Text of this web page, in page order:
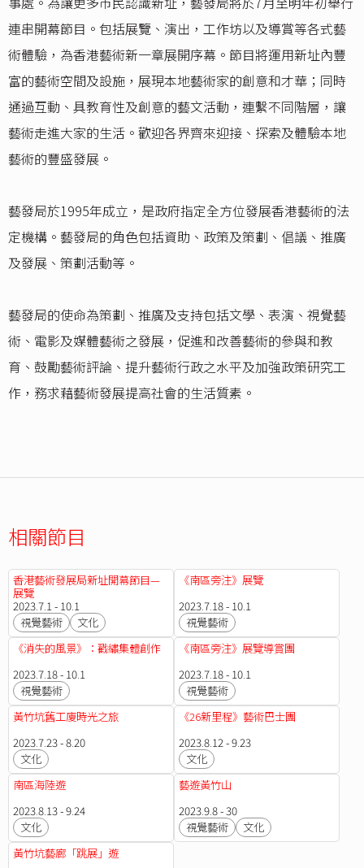
連串開幕節目。包括展覽、演出，工作坊以及導賞等各式藝
術體驗，為香港藝術新一章展開序幕。節目將運用新址內豐
富的藝術空間及設施，展現本地藝術家的創意和才華；同時
通過互動、具教育性及創意的藝文活動，連繫不同階層，讓
藝術走進大家的生活。歡迎各界齊來迎接、探索及體驗本地
藝術的豐盛發展。
藝發局於1995年成立，是政府指定全方位發展香港藝術的法
定機構。藝發局的角色包括資助、政策及策劃、倡議、推廣
及發展、策劃活動等。
藝發局的使命為策劃、推廣及支持包括文學、表演、視覺藝
術、電影及媒體藝術之發展，促進和改善藝術的參與和教
育、鼓勵藝術評論、提升藝術行政之水平及加強政策研究工
作，務求藉藝術發展提高社會的生活質素。
相關節目
香港藝術發展局新址開幕節目—
展覽
2023.7.1 - 10.1
視覺藝術
文化
《南區旁注》展覽
2023.7.18 - 10.1
視覺藝術
《消失的風景》：戳繡集體創作
2023.7.18 - 10.1
視覺藝術
《南區旁注》展覽導賞團
2023.7.18 - 10.1
視覺藝術
黃竹坑舊工廈時光之旅
2023.7.23 - 8.20
文化
《26新里程》藝術巴士團
2023.8.12 - 9.23
文化
南區海陸遊
2023.8.13 - 9.24
文化
藝遊黃竹山
2023.9.8 - 30
視覺藝術
文化
黃竹坑藝廊「跳展」遊